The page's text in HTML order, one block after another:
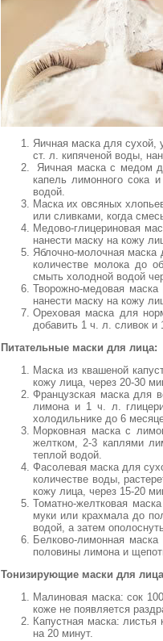
Яичная маска для
ст. л. кипяченой воды,
Яичная маска с медом
капель лимонного сока
водой.
Маска их овсяных
или сливками, когда
Медово-глицериновая
нанести маску на кожу
Яблочно-молочная маска
количестве молока до
смыть холодной водой
Творожно-медовая
нанести маску на кожу
Ореховая маска для
добавить 1 ч. л. сливок
Питательные маски для лица:
Маска из квашеной
кожу лица, через 20-30
Французская маска для
лимона и 1 ч. л.
холодильнике до 6
Морковная маска с
желтком, 2-3 каплями
теплой водой.
Фасолевая маска для
количестве воды,
кожу лица, через 15-20
Томатно-желтковая
муки или крахмала до
водой, а затем
Белково-лимонная
половины лимона и
Тонизирующие маски для
Малиновая маска: сок
коже не появляется
Капустная маска:
на 20 минут.